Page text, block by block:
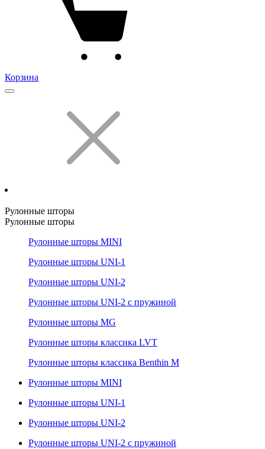
Корзина
Рулонные шторы
Рулонные шторы
Рулонные шторы MINI
Рулонные шторы UNI-1
Рулонные шторы UNI-2
Рулонные шторы UNI-2 с пружиной
Рулонные шторы MG
Рулонные шторы классика LVT
Рулонные шторы классика Benthin M
Рулонные шторы MINI
Рулонные шторы UNI-1
Рулонные шторы UNI-2
Рулонные шторы UNI-2 с пружиной